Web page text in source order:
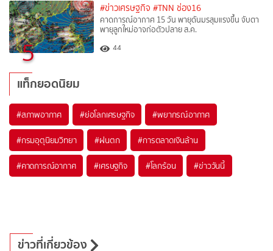
5
#ข่าวเศรษฐกิจ #TNN ช่อง16
คาดการณ์อากาศ 15 วัน พายุดันมรสุมแรงขึ้น จับตา
พายุลูกใหม่อาจก่อตัวปลาย ส.ค.
44
แท็กยอดนิยม
#สภาพอากาศ #ย่อโลกเศรษฐกิจ #พยากรณ์อากาศ
#กรมอุตุนิยมวิทยา #ฝนตก #การตลาดเงินล้าน
#คาดการณ์อากาศ #เศรษฐกิจ #โลกร้อน #ข่าววันนี้
ข่าวที่เกี่ยวข้อง